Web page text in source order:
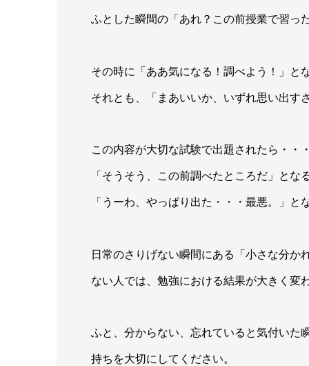
ふとした瞬間の「あれ？この前授業で習っ
その時に「ああ気になる！調べよう！」と
それとも、「まあいいか、いずれ思い出す
この内容が大切な試験で出題されたら・・
「そうそう、この前調べたところだ」とな
「うーわ、やっぱり出た・・・最悪。」と
日常のさりげない瞬間にある「小さな分か
ない人では、勉強における結果が大きく変
ふと、分からない、忘れていると気付いた
持ちを大切にしてください。